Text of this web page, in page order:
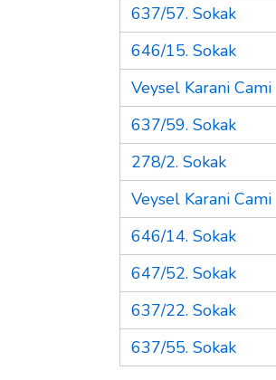
637/57. Sokak
646/15. Sokak
Veysel Karani Cami
637/59. Sokak
278/2. Sokak
Veysel Karani Cami
646/14. Sokak
647/52. Sokak
637/22. Sokak
637/55. Sokak